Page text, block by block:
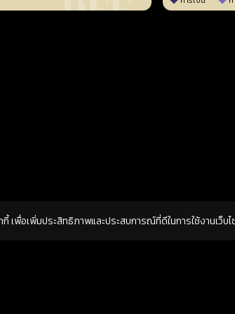
กี้ เพื่อเพิ่มประสิทธิภาพและประสบการณ์ที่ดีในการใช้งานเว็บ